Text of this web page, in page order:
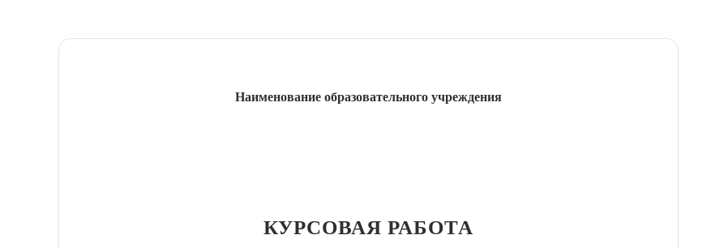
Наименование образовательного учреждения
КУРСОВАЯ РАБОТА